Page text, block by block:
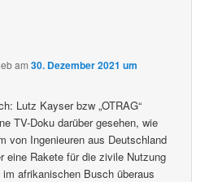
am30. Dezember 2021 um
Lutz Kayser bzw „OTRAG“
TV-Doku darüber gesehen, wie
von Ingenieuren aus Deutschland
eine Rakete für die zivile Nutzung
afrikanischen Busch überaus